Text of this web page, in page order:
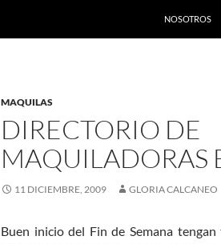
NOSOTROS
MAQUILAS
DIRECTORIO DE
MAQUILADORAS
11 DICIEMBRE, 2009 GLORIA CALCANEO
Buen inicio del Fin de Semana tengan